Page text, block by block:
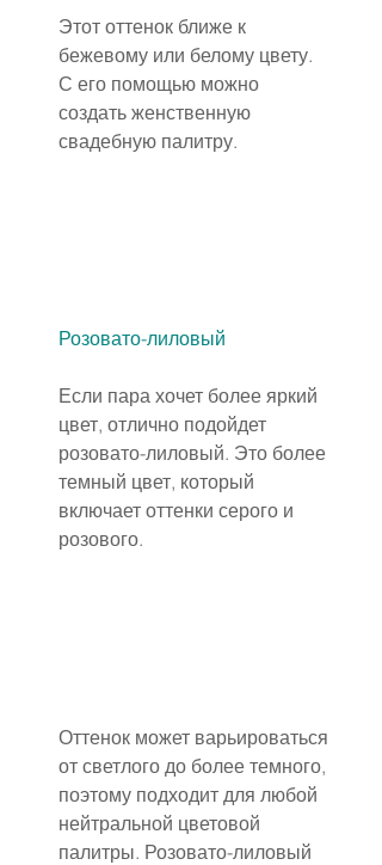
Этот оттенок ближе к
бежевому или белому цвету.
С его помощью можно
создать женственную
свадебную палитру.
Розовато-лиловый
Если пара хочет более яркий
цвет, отлично подойдет
розовато-лиловый. Это более
темный цвет, который
включает оттенки серого и
розового.
Оттенок может варьироваться
от светлого до более темного,
поэтому подходит для любой
нейтральной цветовой
палитры. Розовато-лиловый